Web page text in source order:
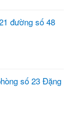
đường số 48
số 23 Đặng